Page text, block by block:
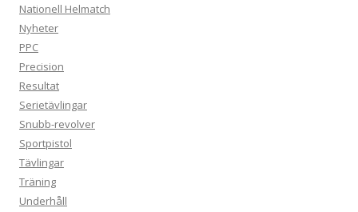
Nationell Helmatch
Nyheter
PPC
Precision
Resultat
Serietävlingar
Snubb-revolver
Sportpistol
Tävlingar
Träning
Underhåll